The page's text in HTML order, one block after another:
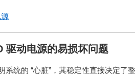
驱动电源的易损坏问题
系统的 “心脏”，其稳定性直接决定